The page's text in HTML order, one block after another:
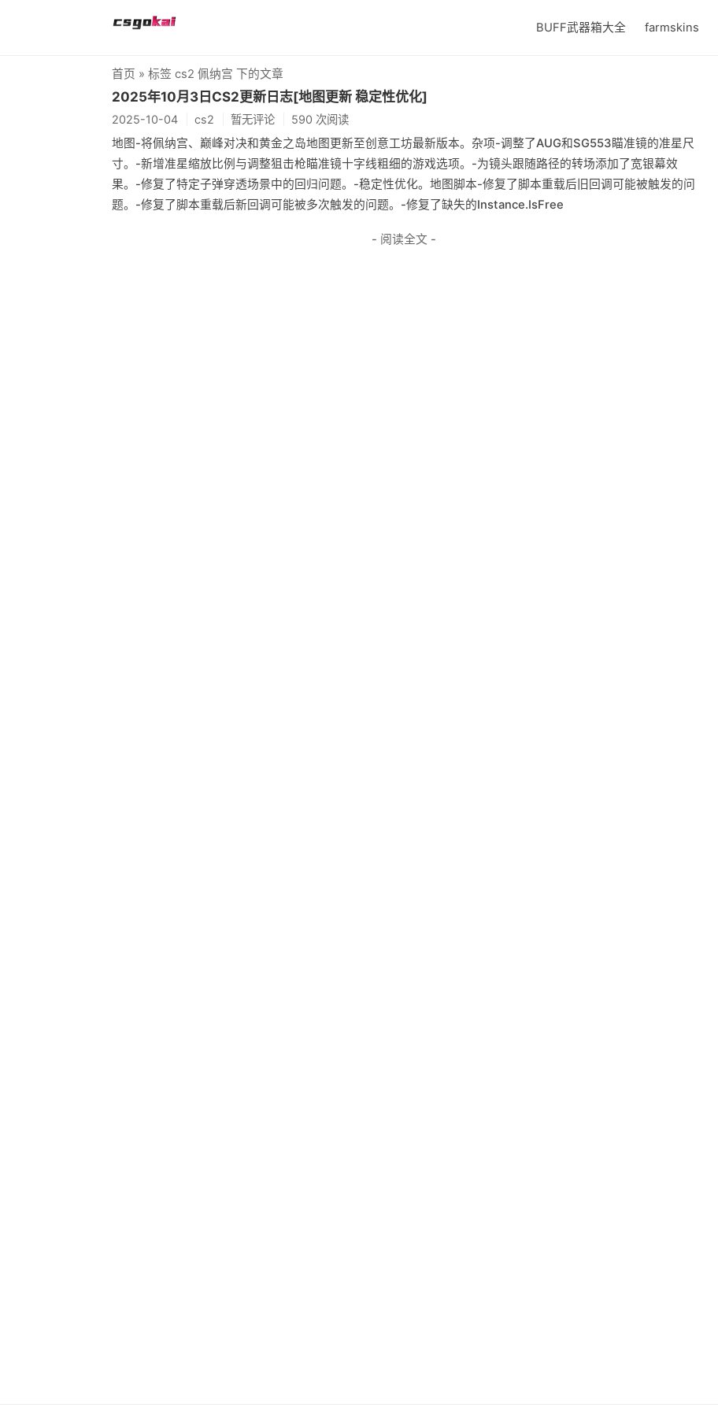
BUFF武器箱大全 farmskins
首页 » 标签 cs2 佩纳宫 下的文章
2025年10月3日CS2更新日志[地图更新 稳定性优化]
2025-10-04 cs2 暂无评论 590 次阅读
地图-将佩纳宫、巅峰对决和黄金之岛地图更新至创意工坊最新版本。杂项-调整了AUG和SG553瞄准镜的准星尺
寸。-新增准星缩放比例与调整狙击枪瞄准镜十字线粗细的游戏选项。-为镜头跟随路径的转场添加了宽银幕效
果。-修复了特定子弹穿透场景中的回归问题。-稳定性优化。地图脚本-修复了脚本重载后旧回调可能被触发的问
题。-修复了脚本重载后新回调可能被多次触发的问题。-修复了缺失的Instance.IsFree
- 阅读全文 -